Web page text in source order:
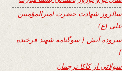
سالروز شهادت حضرت امیرالمؤمنین
علی (ع)
سروده آتش { سوگنامه شهید فرخنده
}
سولاتی از کاکا ترجمان